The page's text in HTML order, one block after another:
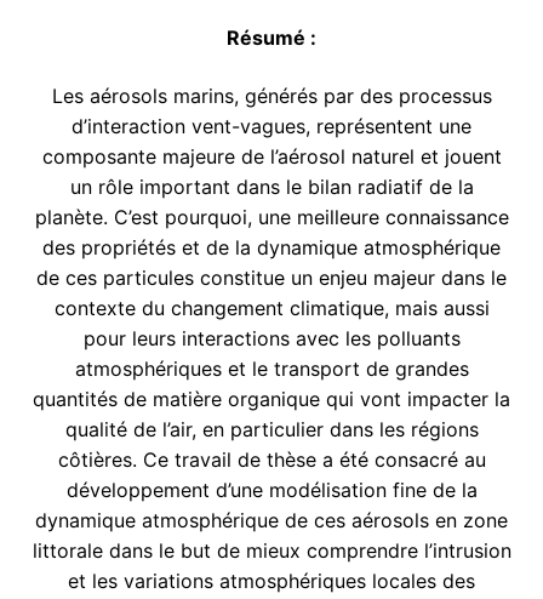
Résumé :
Les aérosols marins, générés par des processus
d’interaction vent-vagues, représentent une
composante majeure de l’aérosol naturel et jouent
un rôle important dans le bilan radiatif de la
planète. C’est pourquoi, une meilleure connaissance
des propriétés et de la dynamique atmosphérique
de ces particules constitue un enjeu majeur dans le
contexte du changement climatique, mais aussi
pour leurs interactions avec les polluants
atmosphériques et le transport de grandes
quantités de matière organique qui vont impacter la
qualité de l’air, en particulier dans les régions
côtières. Ce travail de thèse a été consacré au
développement d’une modélisation fine de la
dynamique atmosphérique de ces aérosols en zone
littorale dans le but de mieux comprendre l’intrusion
et les variations atmosphériques locales des